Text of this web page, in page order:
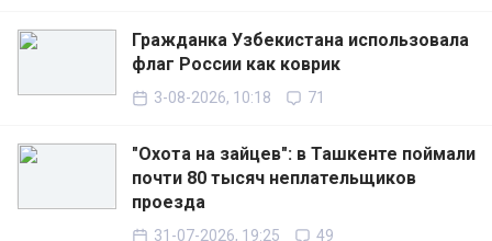
Гражданка Узбекистана использовала
флаг России как коврик
3-08-2026, 10:18 71
"Охота на зайцев": в Ташкенте поймали
почти 80 тысяч неплательщиков
проезда
31-07-2026, 19:25 49